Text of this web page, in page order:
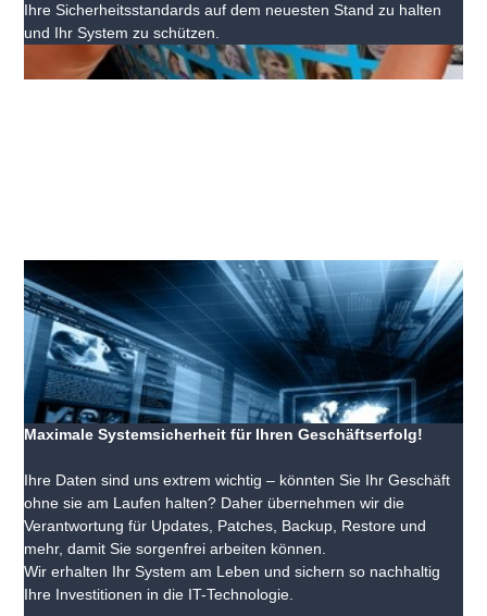
Ihre Sicherheitsstandards auf dem neuesten Stand zu halten
und Ihr System zu schützen.
Maximale Systemsicherheit für Ihren Geschäftserfolg!
Ihre Daten sind uns extrem wichtig – könnten Sie Ihr Geschäft
ohne sie am Laufen halten? Daher übernehmen wir die
Verantwortung für Updates, Patches, Backup, Restore und
mehr, damit Sie sorgenfrei arbeiten können.
Wir erhalten Ihr System am Leben und sichern so nachhaltig
Ihre Investitionen in die IT-Technologie.